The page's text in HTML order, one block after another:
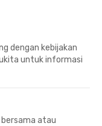
dengan kebijakan
untuk informasi
atau